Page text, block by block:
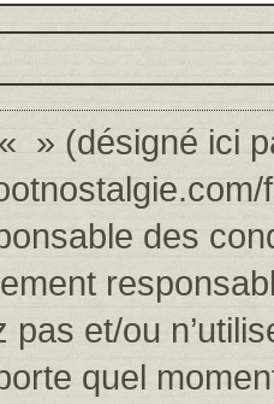
» (désigné ici
des
pas et/ou
quel